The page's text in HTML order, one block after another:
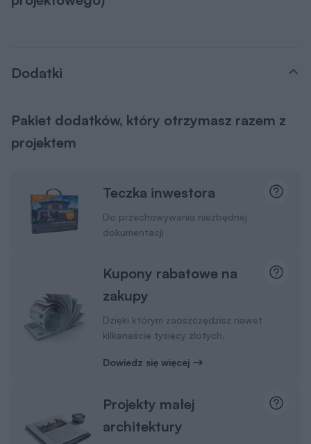
Dodatki
Pakiet dodatków, który otrzymasz razem z
projektem
Teczka inwestora
Do przechowywania niezbędnej
dokumentacji
Kupony rabatowe na
zakupy
Dzięki którym zaoszczędzisz nawet
kilkanaście tysięcy złotych.
Dowiedz się więcej
Projekty małej
architektury